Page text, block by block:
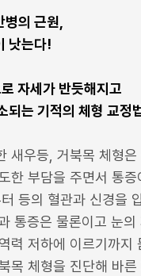
병의 근원,
낫는다!
자세가 반듯해지고
되는 기적의 체형 교정
새우등, 거북목 체형
한 부담을 주면서 통
등의 혈관과 신경을
통증은 물론이고 눈
력 저하에 이르기까지
목 체형을 진단해 바